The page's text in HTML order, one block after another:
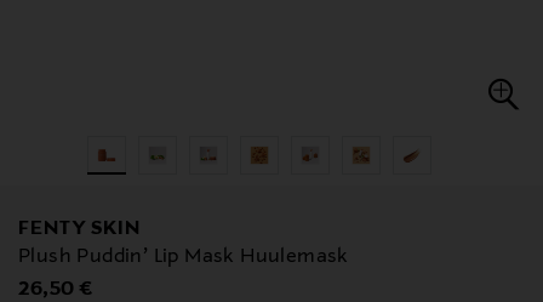
FENTY SKIN
Plush Puddin’ Lip Mask Huulemask
Original Price
26,50 €